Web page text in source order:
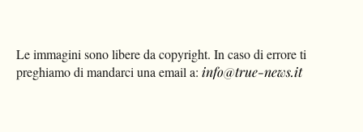
Le immagini sono libere da copyright. In caso di errore ti
preghiamo di mandarci una email a: info@true-news.it